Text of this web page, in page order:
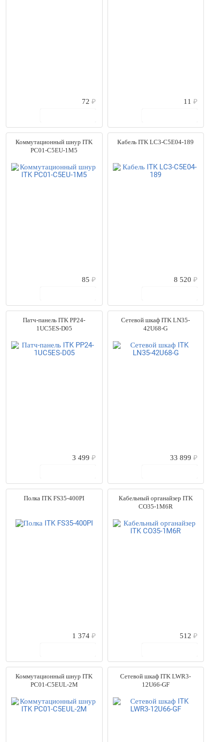
72₽ 11 ₽
Коммутационный шнур ITK
PC01-C5EU-1M5
85₽
Кабель ITK LC3-C5E04-189
8 520 ₽
Патч-панель ITK PP24-
1UC5ES-D05
3 499₽
Сетевой шкаф ITK LN35-
42U68-G
33 899 ₽
Полка ITK FS35-400PI
1 374₽
Кабельный органайзер ITK
CO35-1M6R
512 ₽
Коммутационный шнур ITK
PC01-C5EUL-2M
Сетевой шкаф ITK LWR3-
12U66-GF